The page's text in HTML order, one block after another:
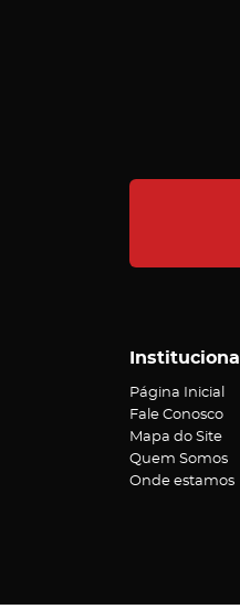
Institucional
Página Inicial
Fale Conosco
Mapa do Site
Quem Somos
Onde estamos